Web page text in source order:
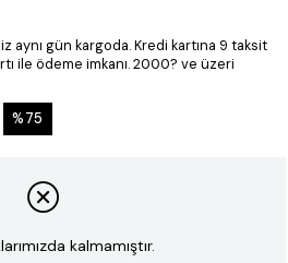
aynı gün kargoda.Kredi kartına 9 taksit
ile ödeme imkanı.2000? ve üzeri
%75
kalmamıştır.